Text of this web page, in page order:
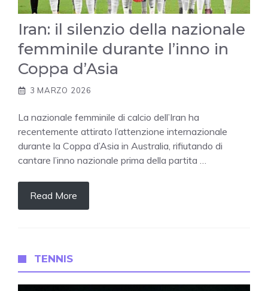
Iran: il silenzio della nazionale
femminile durante l’inno in
Coppa d’Asia
3 MARZO 2026
La nazionale femminile di calcio dell’Iran ha
recentemente attirato l’attenzione internazionale
durante la Coppa d’Asia in Australia, rifiutando di
cantare l’inno nazionale prima della partita …
Read More
TENNIS